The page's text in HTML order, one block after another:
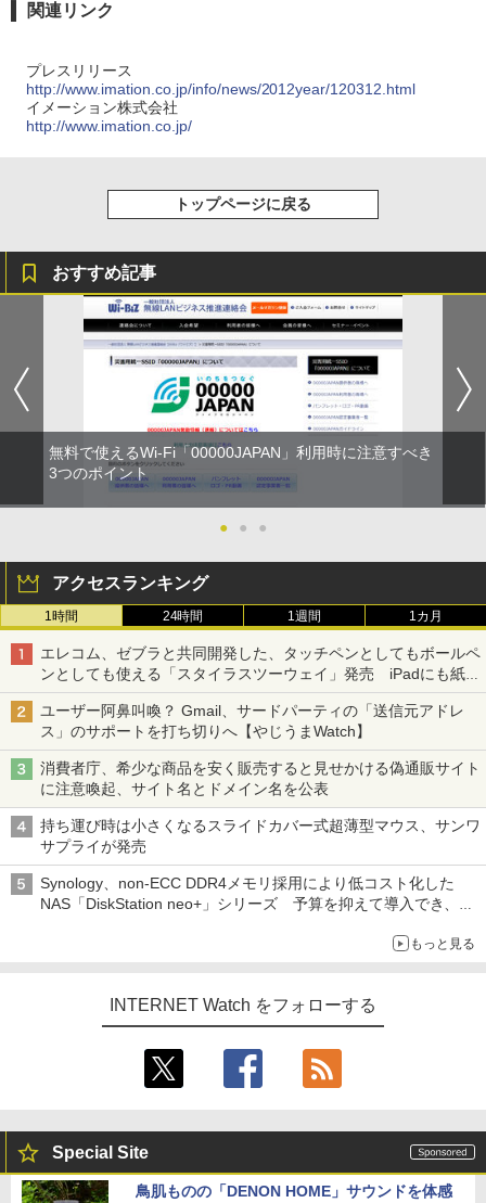
関連リンク
プレスリリース
http://www.imation.co.jp/info/news/2012year/120312.html
イメーション株式会社
http://www.imation.co.jp/
トップページに戻る
おすすめ記事
無料で使えるWi-Fi「00000JAPAN」利用時に注意すべき
3つのポイント
● ● ●
アクセスランキング
1時間 24時間 1週間 1カ月
エレコム、ゼブラと共同開発した、タッチペンとしてもボールペ
ンとしても使える「スタイラスツーウェイ」発売 iPadにも紙に
も、持ち替えずに書き込める
ユーザー阿鼻叫喚？ Gmail、サードパーティの「送信元アドレ
ス」のサポートを打ち切りへ【やじうまWatch】
消費者庁、希少な商品を安く販売すると見せかける偽通販サイト
に注意喚起、サイト名とドメイン名を公表
持ち運び時は小さくなるスライドカバー式超薄型マウス、サンワ
サプライが発売
Synology、non-ECC DDR4メモリ採用により低コスト化した
NAS「DiskStation neo+」シリーズ 予算を抑えて導入でき、
もっと見る
INTERNET Watch をフォローする
Special Site
鳥肌ものの「DENON HOME」サウンドを体感